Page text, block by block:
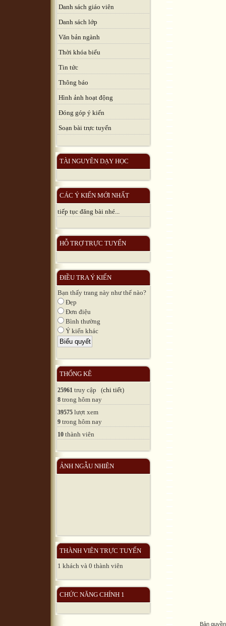
Danh sách giáo viên
Danh sách lớp
Văn bản ngành
Thời khóa biểu
Tin tức
Thông báo
Hình ảnh hoạt động
Đóng góp ý kiến
Soạn bài trực tuyến
TÀI NGUYÊN DẠY HỌC
CÁC Ý KIẾN MỚI NHẤT
tiếp tục đăng bài nhé...
HỖ TRỢ TRỰC TUYẾN
ĐIỀU TRA Ý KIẾN
Bạn thấy trang này như thế nào?
Đẹp
Đơn điệu
Bình thường
Ý kiến khác
THỐNG KÊ
25961 truy cập (chi tiết)
8 trong hôm nay
39575 lượt xem
9 trong hôm nay
10 thành viên
ẢNH NGẪU NHIÊN
THÀNH VIÊN TRỰC TUYẾN
1 khách và 0 thành viên
CHỨC NĂNG CHÍNH 1
Bản